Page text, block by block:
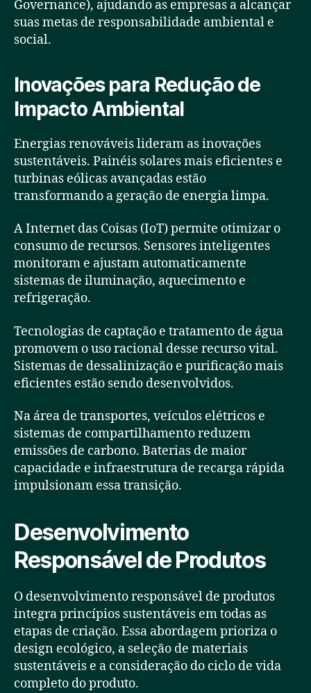
Governance), ajudando as empresas a alcançar
suas metas de responsabilidade ambiental e
social.
Inovações para Redução de
Impacto Ambiental
Energias renováveis lideram as inovações
sustentáveis. Painéis solares mais eficientes e
turbinas eólicas avançadas estão
transformando a geração de energia limpa.
A Internet das Coisas (IoT) permite otimizar o
consumo de recursos. Sensores inteligentes
monitoram e ajustam automaticamente
sistemas de iluminação, aquecimento e
refrigeração.
Tecnologias de captação e tratamento de água
promovem o uso racional desse recurso vital.
Sistemas de dessalinização e purificação mais
eficientes estão sendo desenvolvidos.
Na área de transportes, veículos elétricos e
sistemas de compartilhamento reduzem
emissões de carbono. Baterias de maior
capacidade e infraestrutura de recarga rápida
impulsionam essa transição.
Desenvolvimento
Responsável de Produtos
O desenvolvimento responsável de produtos
integra princípios sustentáveis em todas as
etapas de criação. Essa abordagem prioriza o
design ecológico, a seleção de materiais
sustentáveis e a consideração do ciclo de vida
completo do produto.